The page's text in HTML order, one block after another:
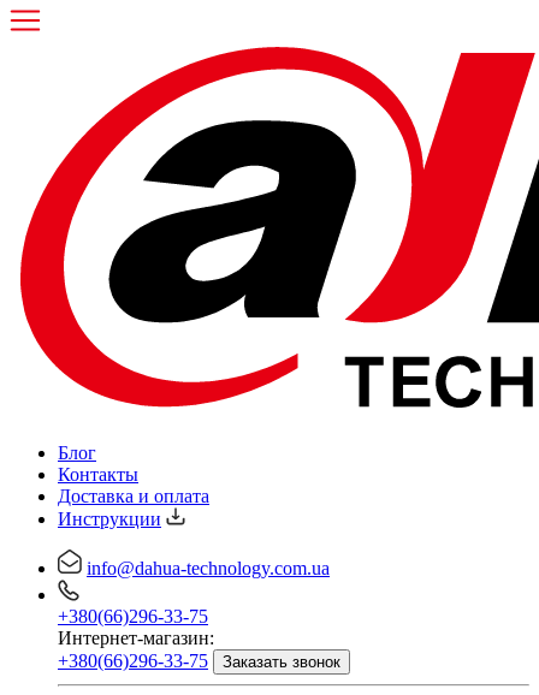
Блог
Контакты
Доставка и оплата
Инструкции
info@dahua-technology.com.ua
+380(66)296-33-75
Интернет-магазин:
+380(66)296-33-75
Заказать звонок